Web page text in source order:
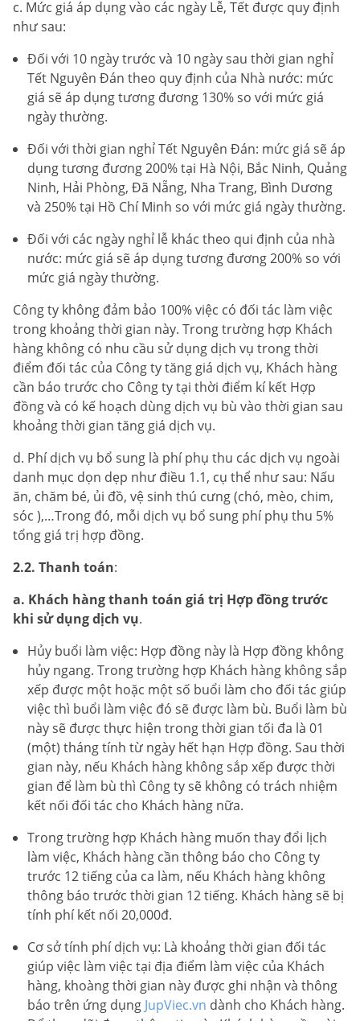
c. Mức giá áp dụng vào các ngày Lễ, Tết được quy định
như sau:
Đối với 10 ngày trước và 10 ngày sau thời gian nghỉ
Tết Nguyên Đán theo quy định của Nhà nước: mức
giá sẽ áp dụng tương đương 130% so với mức giá
ngày thường.
Đối với thời gian nghỉ Tết Nguyên Đán: mức giá sẽ áp
dụng tương đương 200% tại Hà Nội, Bắc Ninh, Quảng
Ninh, Hải Phòng, Đã Nẵng, Nha Trang, Bình Dương
và 250% tại Hồ Chí Minh so với mức giá ngày thường.
Đối với các ngày nghỉ lễ khác theo qui định của nhà
nước: mức giá sẽ áp dụng tương đương 200% so với
mức giá ngày thường.
Công ty không đảm bảo 100% việc có đối tác làm việc
trong khoảng thời gian này. Trong trường hợp Khách
hàng không có nhu cầu sử dụng dịch vụ trong thời
điểm đối tác của Công ty tăng giá dịch vụ, Khách hàng
cần báo trước cho Công ty tại thời điểm kí kết Hợp
đồng và có kế hoạch dùng dịch vụ bù vào thời gian sau
khoảng thời gian tăng giá dịch vụ.
d. Phí dịch vụ bổ sung là phí phụ thu các dịch vụ ngoài
danh mục dọn dẹp như điều 1.1, cụ thể như sau: Nấu
ăn, chăm bé, ủi đồ, vệ sinh thú cưng (chó, mèo, chim,
sóc ),…Trong đó, mỗi dịch vụ bổ sung phí phụ thu 5%
tổng giá trị hợp đồng.
2.2. Thanh toán:
a. Khách hàng thanh toán giá trị Hợp đồng trước
khi sử dụng dịch vụ.
Hủy buổi làm việc: Hợp đồng này là Hợp đồng không
hủy ngang. Trong trường hợp Khách hàng không sắp
xếp được một hoặc một số buổi làm cho đối tác giúp
việc thì buổi làm việc đó sẽ được làm bù. Buổi làm bù
này sẽ được thực hiện trong thời gian tối đa là 01
(một) tháng tính từ ngày hết hạn Hợp đồng. Sau thời
gian này, nếu Khách hàng không sắp xếp được thời
gian để làm bù thì Công ty sẽ không có trách nhiệm
kết nối đối tác cho Khách hàng nữa.
Trong trường hợp Khách hàng muốn thay đổi lịch
làm việc, Khách hàng cần thông báo cho Công ty
trước 12 tiếng của ca làm, nếu Khách hàng không
thông báo trước thời gian 12 tiếng. Khách hàng sẽ bị
tính phí kết nối 20,000đ.
Cơ sở tính phí dịch vụ: Là khoảng thời gian đối tác
giúp việc làm việc tại địa điểm làm việc của Khách
hàng, khoàng thời gian này được ghi nhận và thông
báo trên ứng dụng JupViec.vn dành cho Khách hàng.